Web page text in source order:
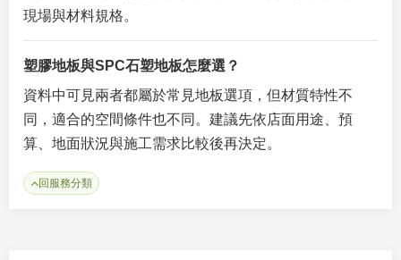
現場與材料規格。
塑膠地板與SPC石塑地板怎麼選？
資料中可見兩者都屬於常見地板選項，但材質特性不
同，適合的空間條件也不同。建議先依店面用途、預
算、地面狀況與施工需求比較後再決定。
回服務分類